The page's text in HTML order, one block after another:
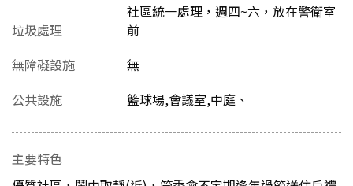
垃圾處理
社區統一處理，週四~六，放在警衛室
前
無障礙設施
無
公共設施
籃球場,會議室,中庭、
主要特色